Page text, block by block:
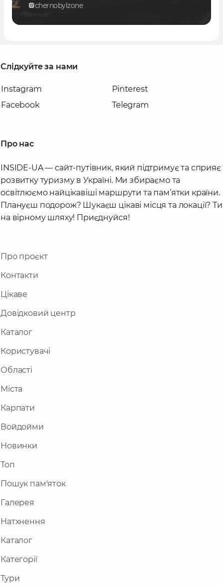
chernobylzone
Слідкуйте за нами
Instagram
Facebook
Pinterest
Telegram
Про нас
INSIDE-UA — сайт-путівник, який підтримує та сприяє
розвитку туризму в Україні. Ми збираємо та
освітлюємо найцікавіші маршрути та пам’ятки країни.
Плануєш подорож? Шукаєш цікаві місця та локації? Ти
на вірному шляху! Приєднуйся!
Про проєкт
Контакти
Цікаве
Довідковий центр
Каталог
Користувачі
Області
Міста
Карпати
Войдойми
Новинки
Топ
Пошук пам'яток
Галерея
Натхнення
Каталог
Категорії
Тури